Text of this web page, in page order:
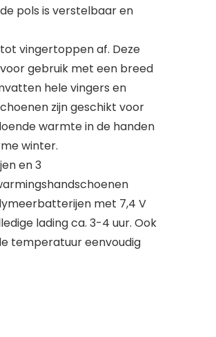
pols is verstelbaar en
vingertoppen af. Deze
gebruik met een breed
hele vingers en
zijn geschikt voor
warmte in de handen
winter.
en 3
met 7,4 V
lading ca. 3-4 uur. Ook
temperatuur eenvoudig